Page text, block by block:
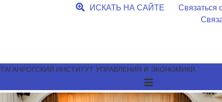
ИСКАТЬ НА САЙТЕ
Связаться
ТАГАНРОГСКИЙ ИНСТИТУТ УПРАВЛЕНИЯ И ЭКОНОМИКИ